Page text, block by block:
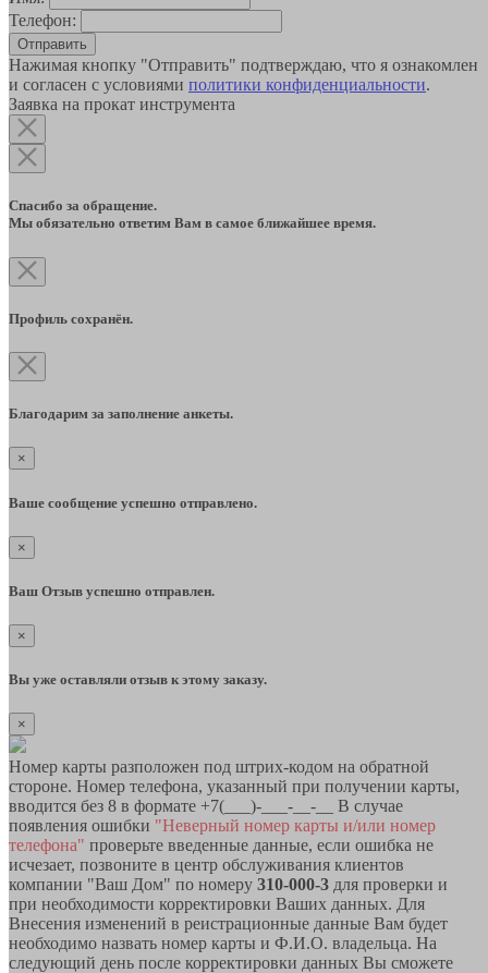
Телефон:
Отправить
Нажимая кнопку "Отправить" подтверждаю, что я ознакомлен
и согласен с условиями политики конфиденциальности.
Заявка на прокат инструмента
Спасибо за обращение.
Мы обязательно ответим Вам в самое ближайшее время.
Профиль сохранён.
Благодарим за заполнение анкеты.
×
Ваше сообщение успешно отправлено.
×
Ваш Отзыв успешно отправлен.
×
Вы уже оставляли отзыв к этому заказу.
×
Номер карты разположен под штрих-кодом на обратной
стороне. Номер телефона, указанный при получении карты,
вводится без 8 в формате +7(___)-___-__-__ В случае
появления ошибки "Неверный номер карты и/или номер
телефона" проверьте введенные данные, если ошибка не
исчезает, позвоните в центр обслуживания клиентов
компании "Ваш Дом" по номеру 310-000-3 для проверки и
при необходимости корректировки Ваших данных. Для
Внесения изменений в реистрационные данные Вам будет
необходимо назвать номер карты и Ф.И.О. владельца. На
следующий день после корректировки данных Вы сможете